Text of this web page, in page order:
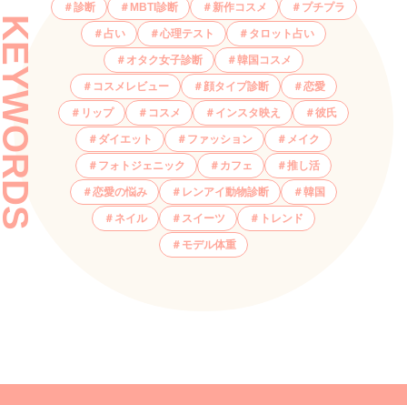
診断 MBTI診断 新作コスメ プチプラ
占い 心理テスト タロット占い
オタク女子診断 韓国コスメ
コスメレビュー 顔タイプ診断 恋愛
リップ コスメ インスタ映え 彼氏
ダイエット ファッション メイク
フォトジェニック カフェ 推し活
恋愛の悩み レンアイ動物診断 韓国
ネイル スイーツ トレンド
モデル体重